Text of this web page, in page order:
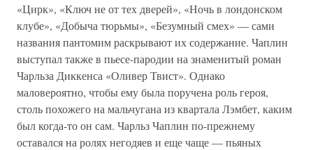
«Цирк», «Ключ не от тех дверей», «Ночь в лондонском
клубе», «Добыча тюрьмы», «Безумный смех» — сами
названия пантомим раскрывают их содержание. Чаплин
выступал также в пьесе-пародии на знаменитый роман
Чарльза Диккенса «Оливер Твист». Однако
маловероятно, чтобы ему была поручена роль героя,
столь похожего на мальчугана из квартала Лэмбет, каким
был когда-то он сам. Чарльз Чаплин по-прежнему
оставался на ролях негодяев и еще чаще — пьяных